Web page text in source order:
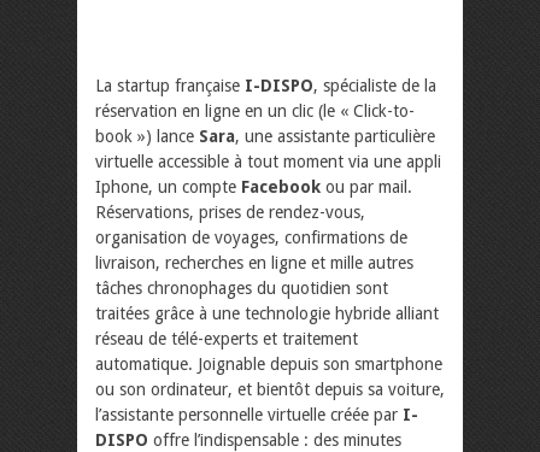
La startup française I-DISPO, spécialiste de la
réservation en ligne en un clic (le « Click-to-
book ») lance Sara, une assistante particulière
virtuelle accessible à tout moment via une appli
Iphone, un compte Facebook ou par mail.
Réservations, prises de rendez-vous,
organisation de voyages, confirmations de
livraison, recherches en ligne et mille autres
tâches chronophages du quotidien sont
traitées grâce à une technologie hybride alliant
réseau de télé-experts et traitement
automatique. Joignable depuis son smartphone
ou son ordinateur, et bientôt depuis sa voiture,
l’assistante personnelle virtuelle créée par I-
DISPO offre l’indispensable : des minutes